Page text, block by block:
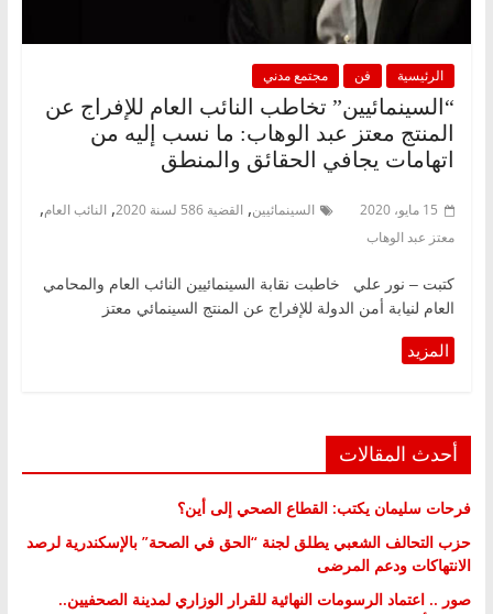
الرئيسية فن مجتمع مدني
“السينمائيين” تخاطب النائب العام للإفراج عن
المنتج معتز عبد الوهاب: ما نسب إليه من
اتهامات يجافي الحقائق والمنطق
15 مايو، 2020 السينمائيين, القضية 586 لسنة 2020 , النائب العام,
معتز عبد الوهاب
كتبت – نور علي خاطبت نقابة السينمائيين النائب العام والمحامي
العام لنيابة أمن الدولة للإفراج عن المنتج السينمائي معتز
أحدث المقالات
فرحات سليمان يكتب: القطاع الصحي إلى أين؟
حزب التحالف الشعبي يطلق لجنة “الحق في الصحة” بالإسكندرية لرصد
الانتهاكات ودعم المرضى
صور .. اعتماد الرسومات النهائية للقرار الوزاري لمدينة الصحفيين..